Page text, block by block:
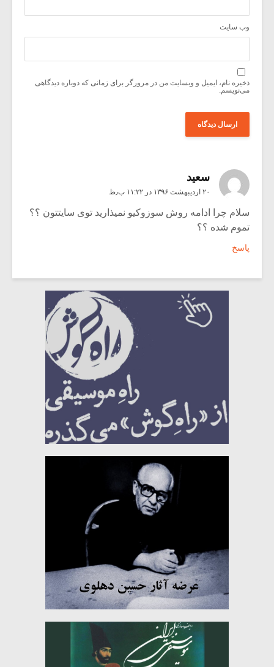
وب‌ سایت
ذخیره نام، ایمیل و وبسایت من در مرورگر برای زمانی که دوباره دیدگاهی
می‌نویسم.
سعید
۲۰ اردیبهشت ۱۳۹۶ در ۱۱:۲۲ ب٫ظ
سلام چرا ادامه روش سوزوکیو نمیذارید توی سایتتون ؟؟
تموم شده ؟؟
پاسخ